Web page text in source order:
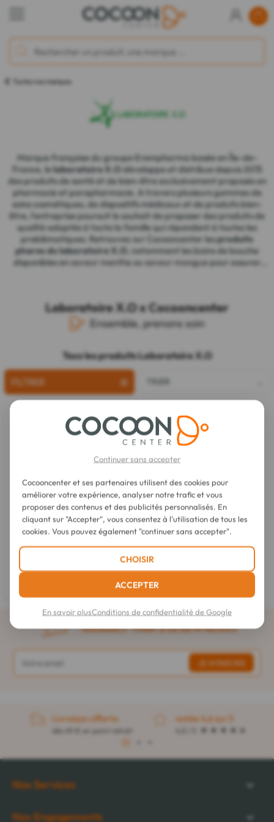
Toutes nos marques
Marque française du groupe Erempharma basée en Île-de-
France, lelaboratoire X.O développe et distribue depuis 2015
des produits de santé et de bien-être exclusivement proposés en
pharmacie et parapharmacie. A travers plusieurs gammes de
soins cosmétiques, de dispositifs médicaux et de produits bien-
être, l'entreprise poursuit le souhait de proposer des produits de
qualité adaptés à toute la famille qui répondent à toutes les
problématiques. Retrouvez sur Cocooncenter lesproduits
phares du laboratoire X.O , notamment les bains de bouche
disponibles en saveur mentheou saveur manguepour assurer
Laboratoire X.O x Cocooncenter
Ensemble, prenons soin
Tous les produits Laboratoire X.O
FILTRER
Laboratoire X.O
Gynopatch Patch Chauffant
Abonnez-vous à la newsletter
Livraison offerte
dès 49 € en point retrait
notée 4,6 sur 5
Nos Services
Nos Engagements
Continuer sans accepter
Cocooncenter et ses partenaires utilisent des cookies pour
améliorer votre expérience, analyser notre trafic et vous
proposer des contenus et des publicités personnalisés. En
cliquant sur "Accepter", vous consentez à l'utilisation de tous les
cookies. Vous pouvez également "continuer sans accepter".
CHOISIR
ACCEPTER
En savoir plusConditions de confidentialité de Google